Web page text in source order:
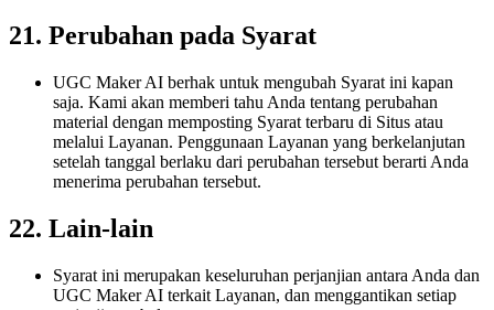
21. Perubahan pada Syarat
UGC Maker AI berhak untuk mengubah Syarat ini kapan
saja. Kami akan memberi tahu Anda tentang perubahan
material dengan memposting Syarat terbaru di Situs atau
melalui Layanan. Penggunaan Layanan yang berkelanjutan
setelah tanggal berlaku dari perubahan tersebut berarti Anda
menerima perubahan tersebut.
22. Lain-lain
Syarat ini merupakan keseluruhan perjanjian antara Anda dan
UGC Maker AI terkait Layanan, dan menggantikan setiap